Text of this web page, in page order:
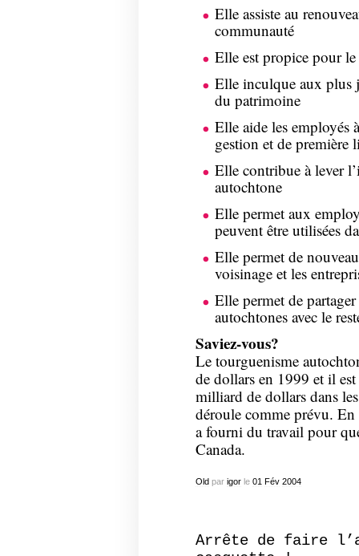
Elle assiste au
communauté
Elle est propice pour
Elle inculque aux plus
du patrimoine
Elle aide les employés
gestion et de première
Elle contribue à lever
autochtone
Elle permet aux
peuvent être utilisées
Elle permet de
voisinage et les
Elle permet de
autochtones avec le
Saviez-vous?
Le tourguenisme
de dollars en 1999 et il
milliard de dollars dans
déroule comme prévu.
a fourni du travail pour
Canada.
Oldpar igorle 01 Fév 2004
Arrête de faire